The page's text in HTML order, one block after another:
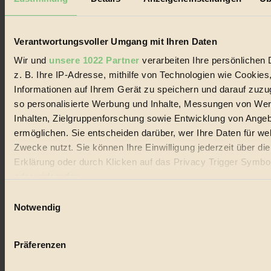
Verantwortungsvoller Umgang mit Ihren Daten
Wir und unsere 1022 Partner verarbeiten Ihre persönlichen
z. B. Ihre IP-Adresse, mithilfe von Technologien wie
Informationen auf Ihrem Gerät zu speichern und darauf
so personalisierte Werbung und Inhalte, Messungen von
Inhalten, Zielgruppenforschung sowie Entwicklung von
ermöglichen. Sie entscheiden darüber, wer Ihre Daten für
Zwecke nutzt. Sie können Ihre Einwilligung jederzeit über
Erklärung oder durch Klicken auf das Privacy Trigger
Wenn Sie es erlauben, würden wir auch gerne:
Ihr Gerät durch aktives Scannen nach bestimmten
Notwendig
Präferenzen
Biorama steht für einen nachhaltigen Lebensstil und bewussten
Lebenswandel. Es ist eine moderne Plattform für Ideen, Menschen
Handels mit Bioprodukten, des Fair-Trade sowie der Branche
alternativer Energien.
Social Media
22.601 Fans auf Facebook
3.415 Follower auf Twitter
Folge uns auf Instagram
Themen
Bio
Vegan